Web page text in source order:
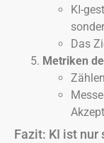
KI-
Das
Metriken
Fazit: KI ist nur